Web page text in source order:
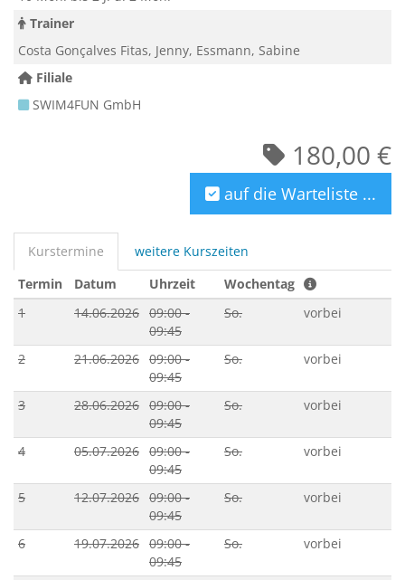
Trainer
Costa Gonçalves Fitas, Jenny, Essmann, Sabine
Filiale
SWIM4FUN GmbH
180,00 €
auf die Warteliste ...
Kurstermine
weitere Kurszeiten
Termin
Datum Uhrzeit
Wochentag
1
14.06.2026 09:00 -
09:45
So. vorbei
2 21.06.2026 09:00 -
09:45
So. vorbei
3 28.06.2026 09:00 -
09:45
So. vorbei
4 05.07.2026 09:00 -
09:45
So. vorbei
5 12.07.2026 09:00 -
09:45
So. vorbei
6 19.07.2026 09:00 -
09:45
So. vorbei